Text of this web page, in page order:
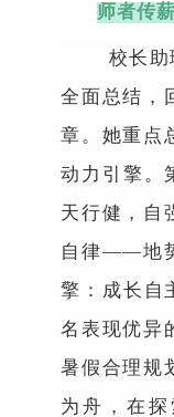
师者传
校长助
全面总结，
章。她重点
动力引擎。
天行健，自
自律——地
擎：成长自
名表现优异
暑假合理规
为舟，在